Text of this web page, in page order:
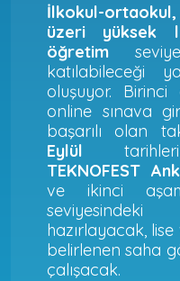
İlkokul-
üzeri yüksek
öğretim
katılabileceği
oluşuyor. Birinci
online sınava
başarılı olan
Eylül
TEKNOFEST
ve ikinci
hazırlayacak,
belirlenen saha
çalışacak.